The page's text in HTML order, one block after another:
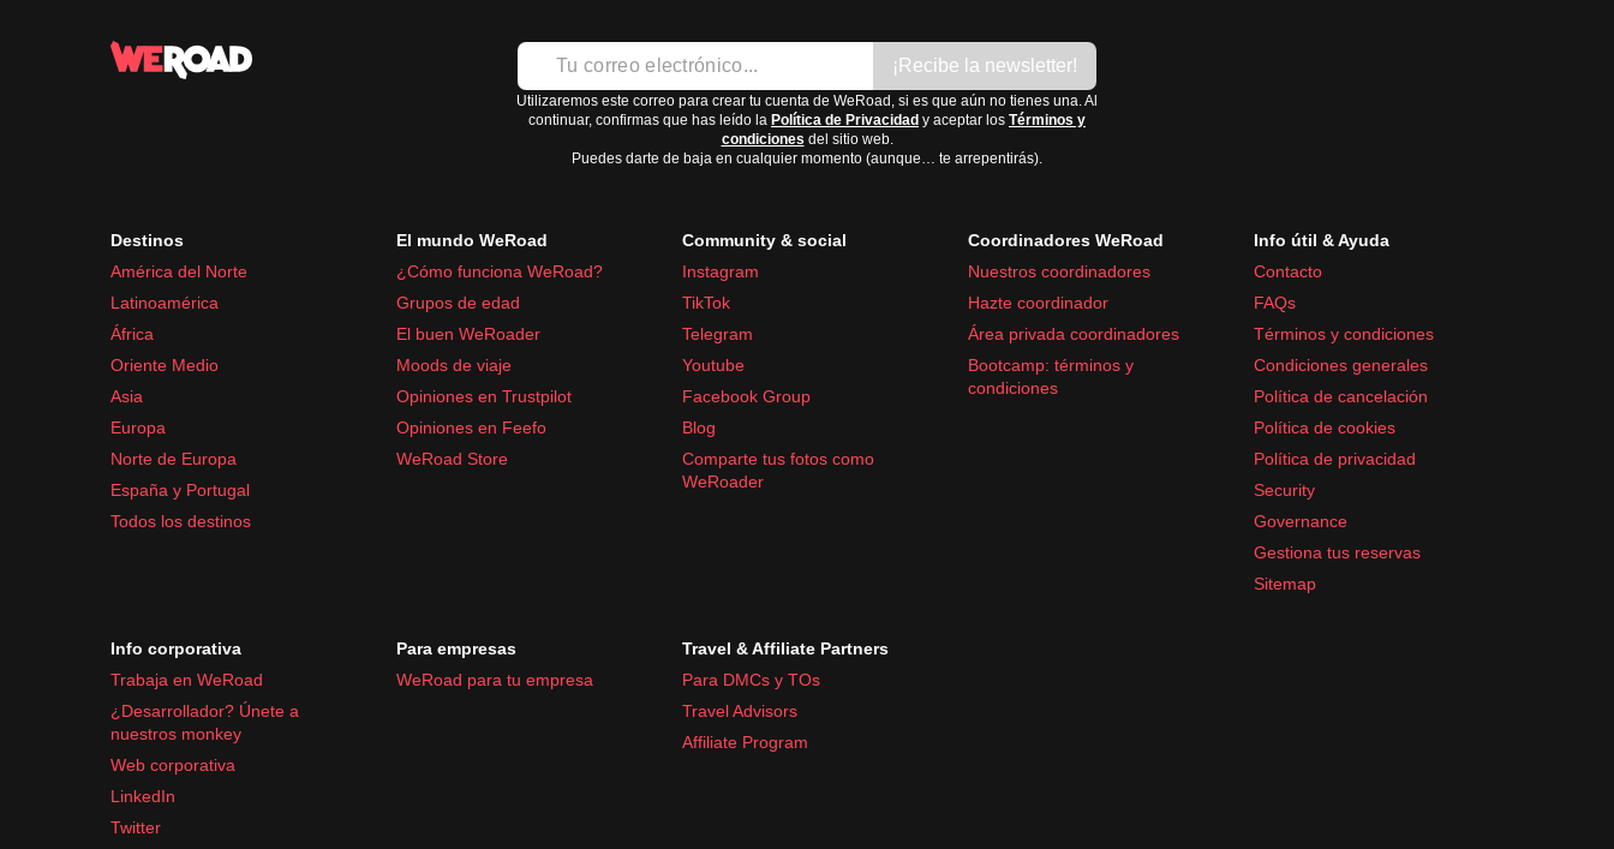
¡Recibe la newsletter!
Utilizaremos este correo para crear tu cuenta de WeRoad, si es que aún no tienes una. Al
continuar, confirmas que has leído la Política de Privacidad y aceptar los Términos y
condiciones del sitio web.
Puedes darte de baja en cualquier momento (aunque… te arrepentirás).
Destinos
América del Norte
Latinoamérica
África
Oriente Medio
Asia
Europa
Norte de Europa
España y Portugal
Todos los destinos
El mundo WeRoad
¿Cómo funciona WeRoad?
Grupos de edad
El buen WeRoader
Moods de viaje
Opiniones en Trustpilot
Opiniones en Feefo
WeRoad Store
Community & social
Instagram
TikTok
Telegram
Youtube
Facebook Group
Blog
Comparte tus fotos como
WeRoader
Coordinadores WeRoad
Nuestros coordinadores
Hazte coordinador
Área privada coordinadores
Bootcamp: términos y
condiciones
Info útil & Ayuda
Contacto
FAQs
Términos y condiciones
Condiciones generales
Política de cancelación
Política de cookies
Política de privacidad
Security
Governance
Gestiona tus reservas
Sitemap
Info corporativa
Trabaja en WeRoad
¿Desarrollador? Únete a
nuestros monkey
Web corporativa
LinkedIn
Twitter
Para empresas
WeRoad para tu empresa
Travel & Affiliate Partners
Para DMCs y TOs
Travel Advisors
Affiliate Program